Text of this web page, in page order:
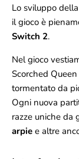
Lo sviluppo
il gioco è
Switch 2.
Nel gioco
Scorched
tormentato da
Ogni nuova
razze uniche da
arpie e altre